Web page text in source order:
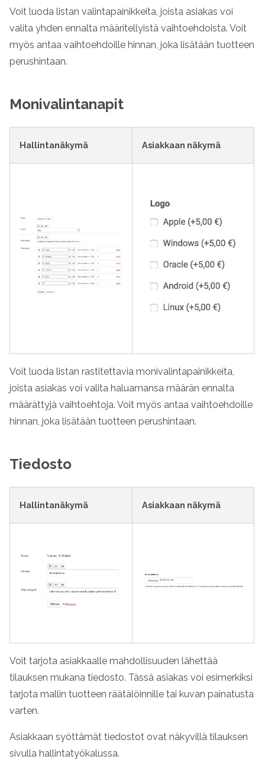
Voit luoda listan valintapainikkeita, joista asiakas voi
valita yhden ennalta määritellyistä vaihtoehdoista. Voit
myös antaa vaihtoehdoille hinnan, joka lisätään tuotteen
perushintaan.
Monivalintanapit
Hallintanäkymä Asiakkaan näkymä
Voit luoda listan rastitettavia monivalintapainikkeita,
joista asiakas voi valita haluamansa määrän ennalta
määrättyjä vaihtoehtoja. Voit myös antaa vaihtoehdoille
hinnan, joka lisätään tuotteen perushintaan.
Tiedosto
Hallintanäkymä Asiakkaan näkymä
Voit tarjota asiakkaalle mahdollisuuden lähettää
tilauksen mukana tiedosto. Tässä asiakas voi esimerkiksi
tarjota mallin tuotteen räätälöinnille tai kuvan painatusta
varten.
Asiakkaan syöttämät tiedostot ovat näkyvillä tilauksen
sivulla hallintatyökalussa.